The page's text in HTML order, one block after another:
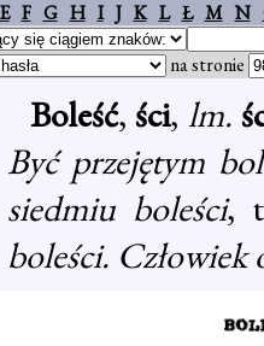
E F G H I J K L Ł M N
na stronie
Boleść,ści, lm.
Być przejętym
siedmiu boleści,
boleści.